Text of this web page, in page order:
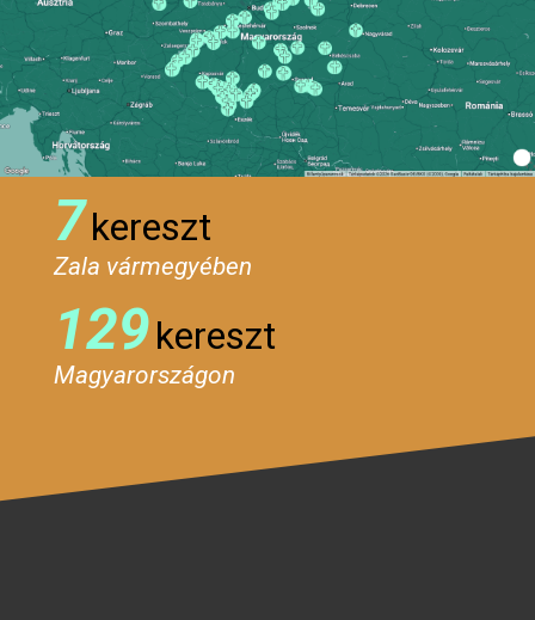
7kereszt
Zala vármegyében
129kereszt
Magyarországon